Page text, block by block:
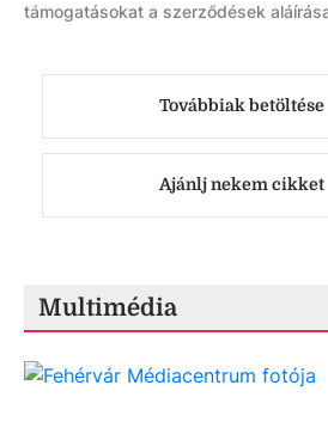
támogatásokat a szerződések
Továbbiak betöltése
Ajánlj nekem cikket
Multimédia